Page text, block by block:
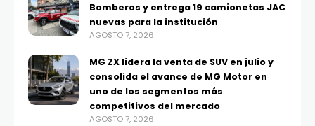
Bomberos y entrega 19 camionetas JAC
nuevas para la institución
AGOSTO 7, 2026
MG ZX lidera la venta de SUV en julio y
consolida el avance de MG Motor en
uno de los segmentos más
competitivos del mercado
AGOSTO 7, 2026